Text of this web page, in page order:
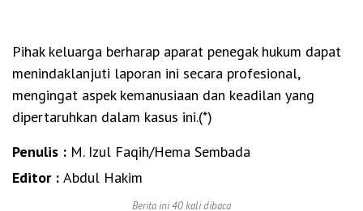
Pihak keluarga berharap aparat penegak hukum dapat
menindaklanjuti laporan ini secara profesional,
mengingat aspek kemanusiaan dan keadilan yang
dipertaruhkan dalam kasus ini.(*)
Penulis : M. Izul Faqih/Hema Sembada
Editor : Abdul Hakim
Berita ini 40 kali dibaca